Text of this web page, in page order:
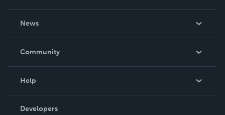
News
In The News
Community
Podcast
Help
Order Lookup
Developers